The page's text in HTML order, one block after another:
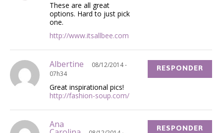
These are all great
options. Hard to just pick
one.
http://www.itsallbee.com
Albertine
08/12/2014 -
07h34
Great inspirational pics!
http://fashion-soup.com/
RESPONDER
Ana RESPONDER